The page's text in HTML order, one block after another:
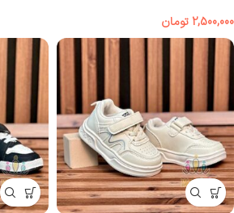
2,500,000 تومان